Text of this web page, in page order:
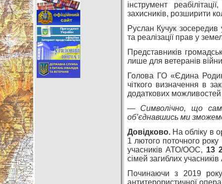
інструмент
захисників, розширити
Руслан Кучук зосередив
та реалізації прав у
Представників
лише для ветеранів
Голова ГО «Єдина
чіткого визначення в
додаткових
— Символічно, що
об’єднавшись ми
Довідково.На обліку в
1 лютого поточного
учасників АТО/ООС, 13
сімей загиблих
Починаючи з 2019 року